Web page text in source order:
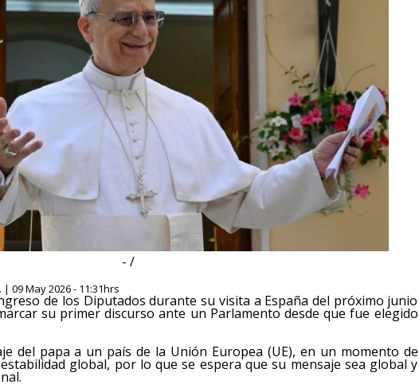
- /
09 May 2026 - 11:31hrs
de los Diputados durante su visita a España del próximo junio
su primer discurso ante un Parlamento desde que fue elegido
del papa a un país de la Unión Europea (UE), en un momento de
global, por lo que se espera que su mensaje sea global y